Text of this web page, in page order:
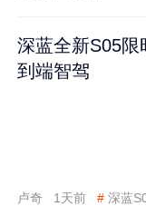
深蓝全新S05限
到端智驾
卢奇 1天前 # 深蓝